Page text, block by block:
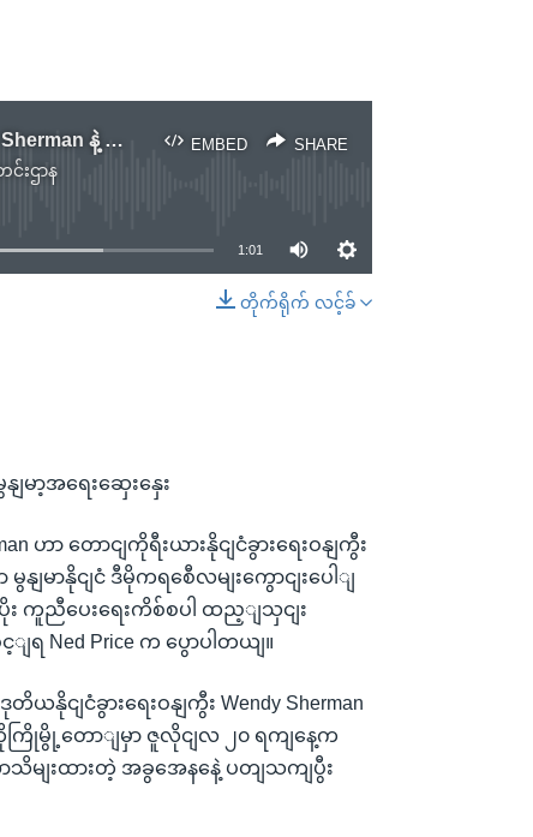
EMBED SHARE
ကန်ဒုဝန်ကြီး Sherman နဲ့ တောင်ကိုရီးယား ဒုဝန်ကြီး မြန်မာ့အရေးဆွေးနွေး
းဌာန
SHARE
available
1:01
တိုက်ရိုက် လင့်ခ်
ျမာ့အရေးဆှေးနှေး
ဟာ တောငျကိုရီးယားနိုငျငံခွားရေးဝနျကွီး
ျမာနိုငျငံ ဒီမိုကရစေီလမျးကွောငျးပေါျ
း ကူညီပေးရေးကိစ်စပါ ထည့ျသှငျး
င့ျရ Ned Price က ပွောပါတယျ။
ျငံခွားရေးဝနျကွီး Wendy Sherman
နဲ့ တိုကြိုမွို့တောျမှာ ဇူလိုငျလ ၂၀ ရကျနေ့က
ာသိမျးထားတဲ့ အခွအေနနေဲ့ ပတျသကျပွီး